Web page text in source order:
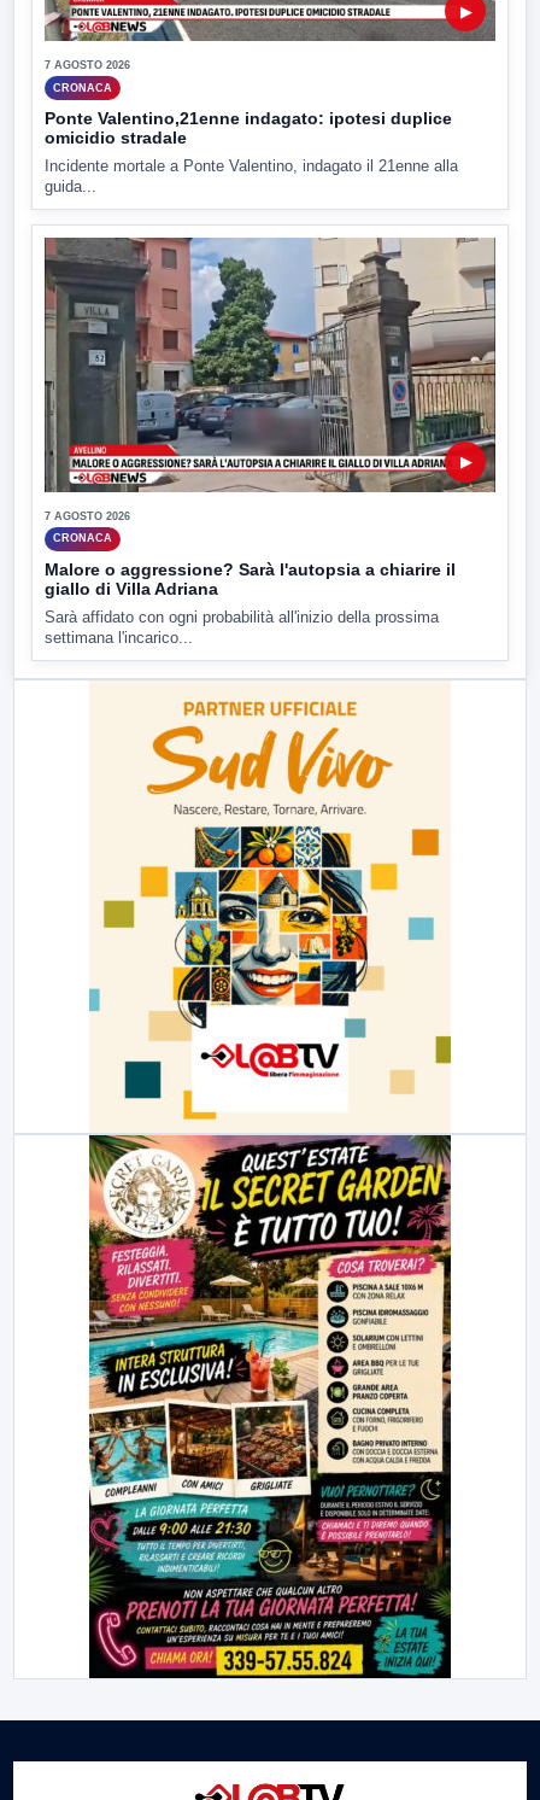
▶
7 AGOSTO 2026
CRONACA
Ponte Valentino,21enne indagato: ipotesi duplice
omicidio stradale
Incidente mortale a Ponte Valentino, indagato il 21enne alla
guida...
▶
7 AGOSTO 2026
CRONACA
Malore o aggressione? Sarà l'autopsia a chiarire il
giallo di Villa Adriana
Sarà affidato con ogni probabilità all'inizio della prossima
settimana l'incarico...